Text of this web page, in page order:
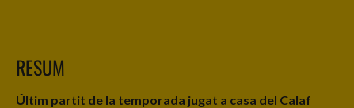
RESUM
Últim partit de la temporada jugat a casa del Calaf